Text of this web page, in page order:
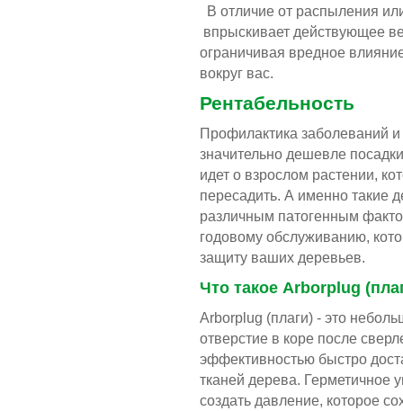
В отличие от распыления
впрыскивает действующее
ограничивая вредное
вокруг вас.
Рентабельность
Профилактика заболеваний
значительно дешевле
идет о взрослом растении,
пересадить. А именно такие
различным патогенным
годовому обслуживанию,
защиту ваших деревьев.
Что такое Arborplug
Arborplug (плаги) - это
отверстие в коре после
эффективностью быстро
тканей дерева. Герметичное
создать давление, которое